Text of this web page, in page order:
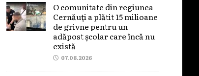
O comunitate din regiunea
Cernăuți a plătit 15 milioane
de grivne pentru un
adăpost școlar care încă nu
există
07.08.2026